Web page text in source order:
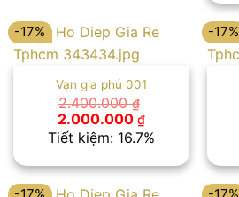
-17%
Vạn gia phú 001
2.400.000₫
Giá
gốc
là:
2.000.000 ₫Giá
hiện
tại
2.000.000 ₫.
Tiết kiệm: 16.7%
-17%